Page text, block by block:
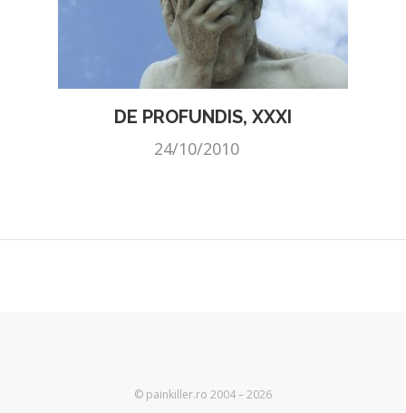
DE PROFUNDIS, XXXI
24/10/2010
© painkiller.ro 2004 – 2026